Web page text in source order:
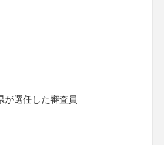
が選任した審査員